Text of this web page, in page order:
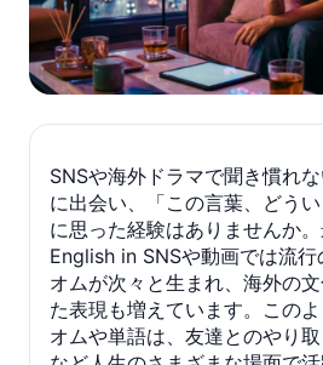
SNSや海外ドラマで聞き慣れ
に出会い、「この言葉、どう
に思った経験はありませんか
English in SNSや動画では流行
オムが次々と生まれ、海外の
た表現も増えています。この
オムや単語は、友達とのやり